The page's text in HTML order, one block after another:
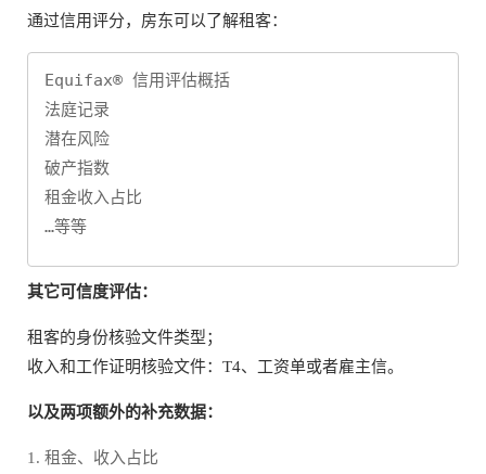
通过信用评分，房东可以了解租客：
Equifax® 信用评估概括
法庭记录
潜在风险
破产指数
租金收入占比
…等等
其它可信度评估：
租客的身份核验文件类型；
收入和工作证明核验文件：T4、工资单或者雇主信。
以及两项额外的补充数据：
租金、收入占比